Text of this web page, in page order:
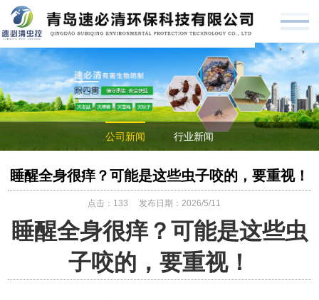
公司新闻 行业新闻
睡醒全身很痒？可能是这些虫子咬的，要重视！
点击： 133 发布日期：2026/5/11
睡醒全身很痒？可能是这些虫
子咬的，要重视！